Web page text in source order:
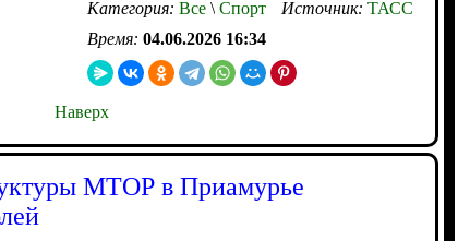
Категория: Все \ Спорт Источник: ТАСС
Время: 04.06.2026 16:34
Наверх
МТОР в Приамурье